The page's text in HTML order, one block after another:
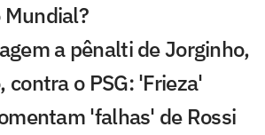
Mundial?
a pênalti de Jorginho,
contra o PSG: 'Frieza'
'falhas' de Rossi